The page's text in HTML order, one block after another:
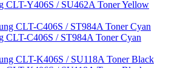
CLT-Y406S / SU462A Toner Yellow
CLT-C406S / ST984A Toner Cyan